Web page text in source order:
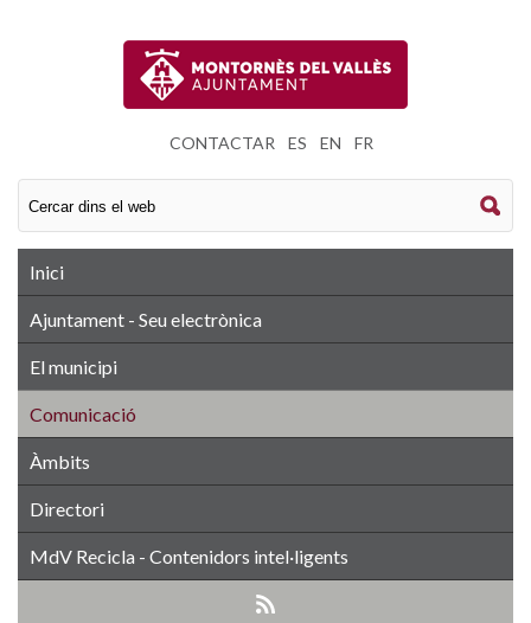
CONTACTAR ES EN FR
Inici
Ajuntament - Seu electrònica
El municipi
Comunicació
Àmbits
Directori
MdV Recicla - Contenidors intel·ligents